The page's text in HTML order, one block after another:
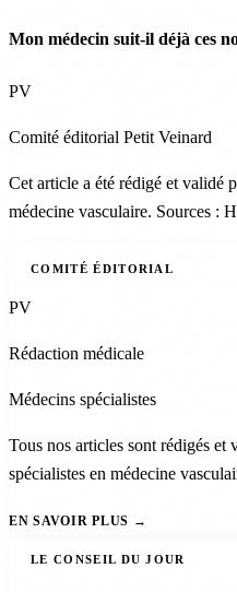
Mon médecin suit-il déjà ces
PV
Comité éditorial Petit Veinard
Cet article a été rédigé et validé
médecine vasculaire. Sources :
COMITÉ ÉDITORIAL
PV
Rédaction médicale
Médecins spécialistes
Tous nos articles sont rédigés et
spécialistes en médecine
EN SAVOIR PLUS
LE CONSEIL DU JOUR